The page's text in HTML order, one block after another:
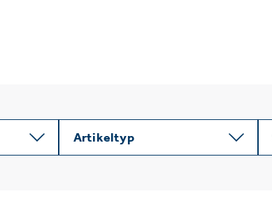
Artikeltyp